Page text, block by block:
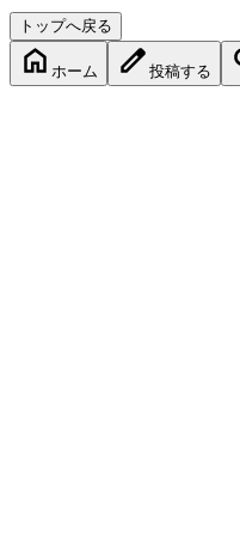
トップへ戻る
ホーム 投稿する